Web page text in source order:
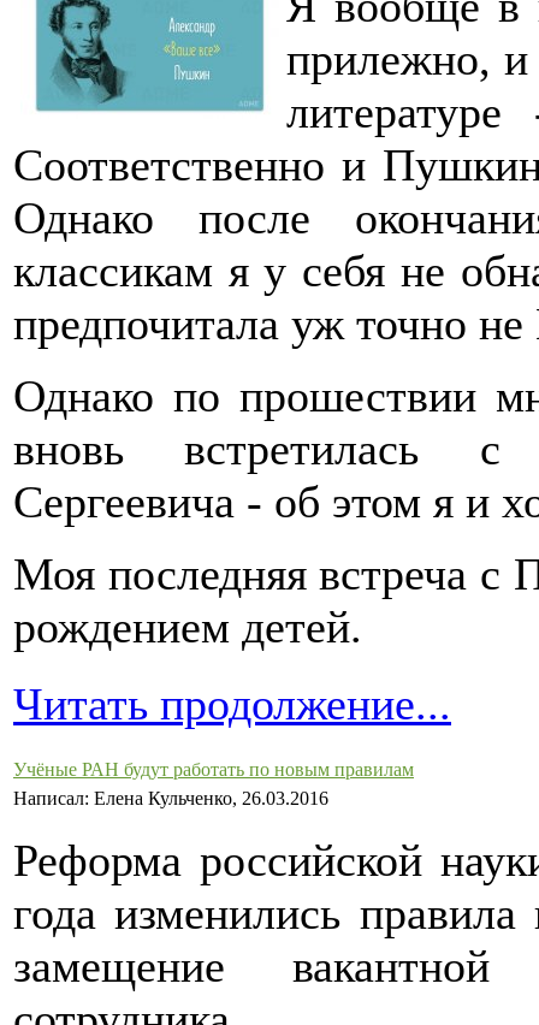
прилежно, и
Соответственно и
Однако после
классикам я у себя не
предпочитала уж точно
Однако по прошествии
вновь встретилась с
Сергеевича - об этом я и
Моя последняя встреча с
рождением детей.
Читать продолжение...
Учёные РАН будут работать по новым правилам
Написал: Елена Кульченко, 26.03.2016
Реформа российской
года изменились
замещение